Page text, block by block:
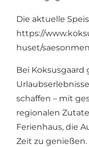
Die aktuelle
https://
huset/
Bei Koksusgaard
schaffen – mit
regionalen
Ferienhaus, die
Zeit zu genießen.